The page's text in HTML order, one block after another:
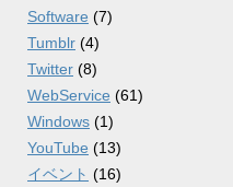
Software (7)
Tumblr (4)
Twitter (8)
WebService (61)
Windows (1)
YouTube (13)
イベント (16)